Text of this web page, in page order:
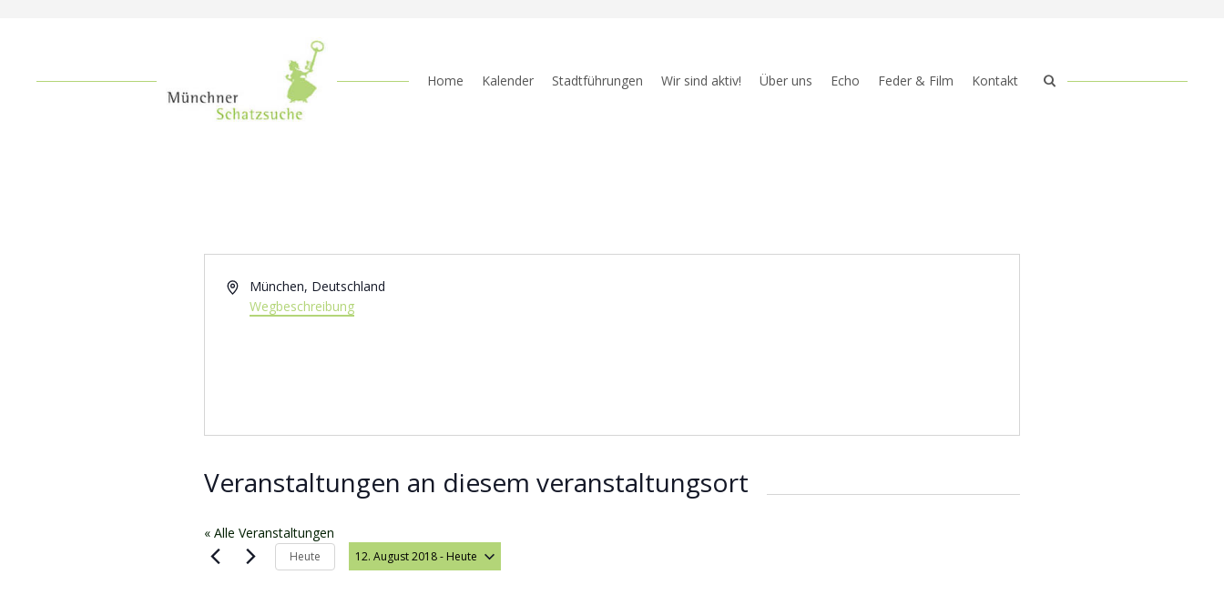
Home Kalender Stadtführungen Wir sind aktiv! Über uns Echo Feder & Film Kontakt
AdresseMünchen, Deutschland
Wegbeschreibung
Veranstaltungen an diesem veranstaltungsort
« Alle Veranstaltungen
Heute 12. August 2018 - Heute